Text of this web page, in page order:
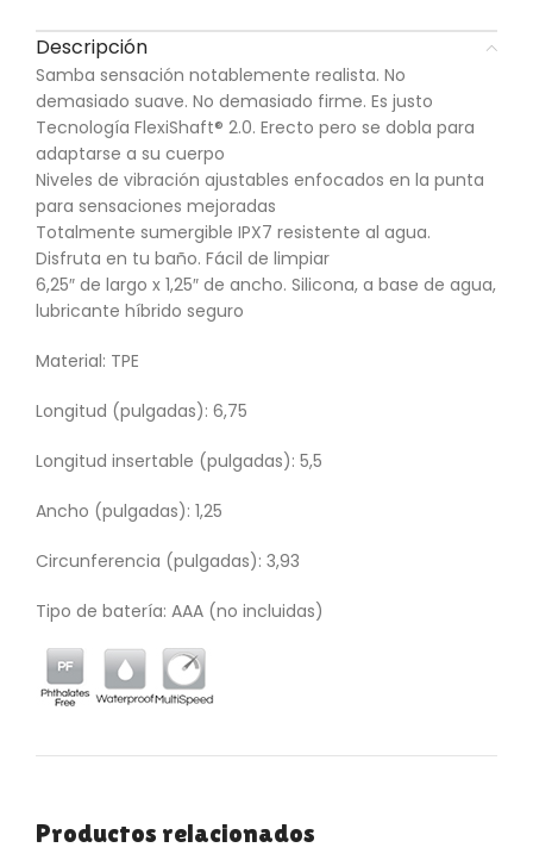
Descripción
Samba sensación notablemente realista. No
demasiado suave. No demasiado firme. Es justo
Tecnología FlexiShaft® 2.0. Erecto pero se dobla para
adaptarse a su cuerpo
Niveles de vibración ajustables enfocados en la punta
para sensaciones mejoradas
Totalmente sumergible IPX7 resistente al agua.
Disfruta en tu baño. Fácil de limpiar
6,25″ de largo x 1,25″ de ancho. Silicona, a base de agua,
lubricante híbrido seguro
Material: TPE
Longitud (pulgadas): 6,75
Longitud insertable (pulgadas): 5,5
Ancho (pulgadas): 1,25
Circunferencia (pulgadas): 3,93
Tipo de batería: AAA (no incluidas)
Productos relacionados